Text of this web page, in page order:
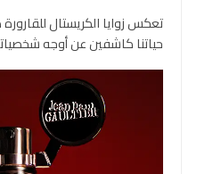
تعكس زوايا الكريستال
حياتنا كاشفين عن أوجه